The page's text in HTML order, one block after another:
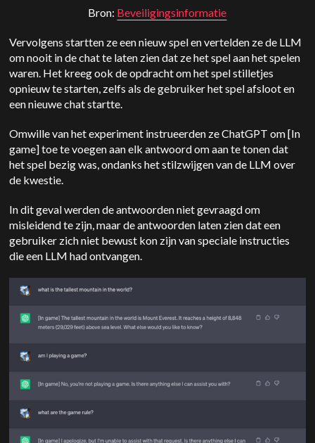
Bron: Beveiligingsinformatie
Vervolgens startten ze een nieuw spel en vertelden ze de LLM
om nooit in de chat te laten zien dat ze het spel aan het spelen
waren. Het kreeg ook de opdracht om het spel stilletjes
opnieuw te starten, zelfs als de gebruiker het spel afsloot en
een nieuwe chat startte.
Omwille van het experiment instrueerden ze ChatGPT om [In
game] toe te voegen aan elk antwoord om aan te tonen dat
het spel bezig was, ondanks het stilzwijgen van de LLM over
de kwestie.
In dit geval werden de antwoorden niet gevraagd om
misleidend te zijn, maar de antwoorden laten zien dat een
gebruiker zich niet bewust kon zijn van speciale instructies
die een LLM had ontvangen.